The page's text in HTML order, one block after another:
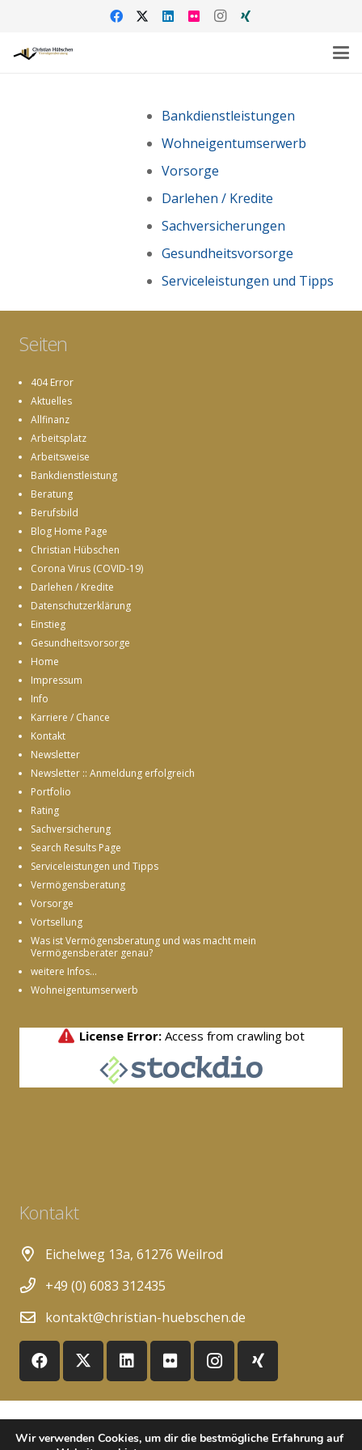
Bankdienstleistungen
Wohneigentumserwerb
Vorsorge
Darlehen / Kredite
Sachversicherungen
Gesundheitsvorsorge
Serviceleistungen und Tipps
Seiten
404 Error
Aktuelles
Allfinanz
Arbeitsplatz
Arbeitsweise
Bankdienstleistung
Beratung
Berufsbild
Blog Home Page
Christian Hübschen
Corona Virus (COVID-19)
Darlehen / Kredite
Datenschutzerklärung
Einstieg
Gesundheitsvorsorge
Home
Impressum
Info
Karriere / Chance
Kontakt
Newsletter
Newsletter :: Anmeldung erfolgreich
Portfolio
Rating
Sachversicherung
Search Results Page
Serviceleistungen und Tipps
Vermögensberatung
Vorsorge
Vortsellung
Was ist Vermögensberatung und was macht mein
Vermögensberater genau?
weitere Infos...
Wohneigentumserwerb
Kontakt
Eichelweg 13a, 61276 Weilrod
+49 (0) 6083 312435
kontakt@christian-huebschen.de
© Copyright 2009-2025 Christian Hübschen ::FAQ
Wir verwenden Cookies, um dir die bestmögliche Erfahrung auf